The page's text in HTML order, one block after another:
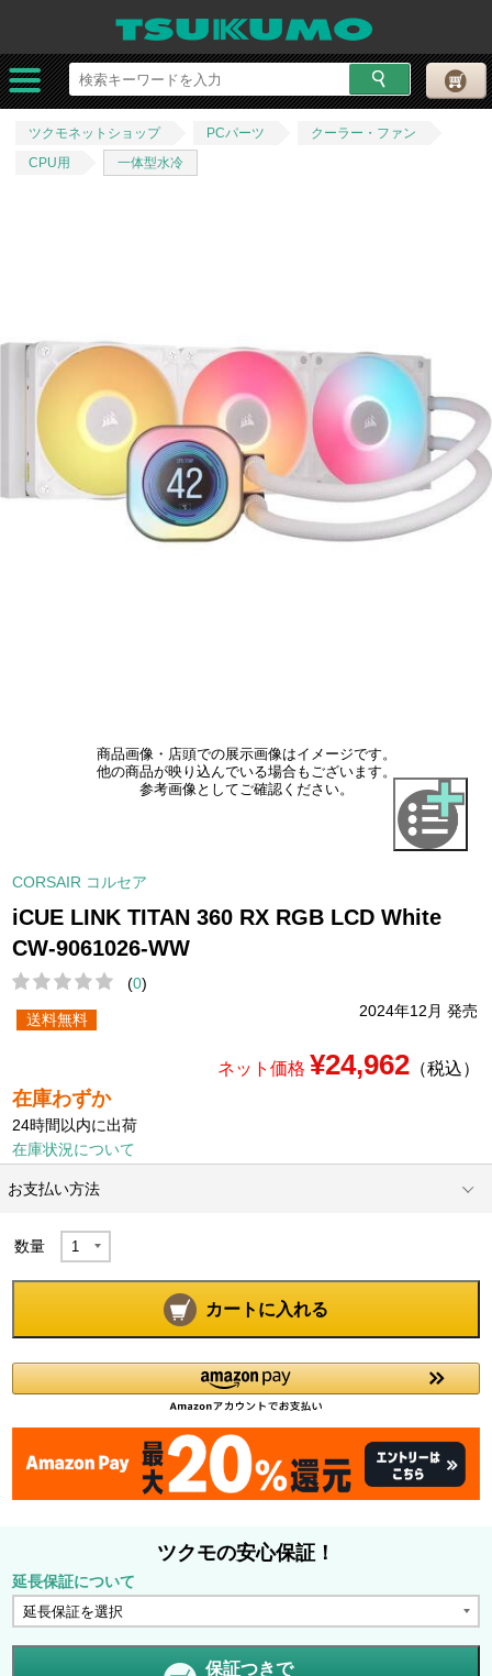
ツクモネットショップ PCパーツ
クーラー・ファン
CPU用
一体型水冷
商品画像・店頭での展示画像はイメージです。
他の商品が映り込んでいる場合もございます。
参考画像としてご確認ください。
CORSAIR コルセア
iCUE LINK TITAN 360 RX RGB LCD White
CW-9061026-WW
(0)
2024年12月 発売
送料無料
ネット価格 ¥24,962（税込）
在庫わずか
24時間以内に出荷
在庫状況について
お支払い方法
数量
カートに入れる
ツクモの安心保証！
延長保証について
保証つきで